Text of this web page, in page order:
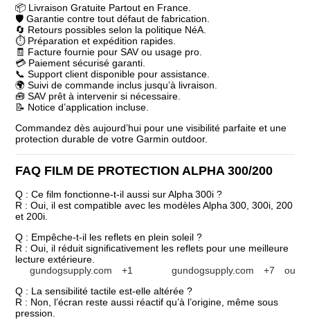
📦 Livraison Gratuite Partout en France.
🛡️ Garantie contre tout défaut de fabrication.
🔄 Retours possibles selon la politique NéA.
⏱️ Préparation et expédition rapides.
🧾 Facture fournie pour SAV ou usage pro.
💳 Paiement sécurisé garanti.
📞 Support client disponible pour assistance.
🌍 Suivi de commande inclus jusqu’à livraison.
🧰 SAV prêt à intervenir si nécessaire.
📝 Notice d’application incluse.
Commandez dès aujourd’hui pour une visibilité parfaite et une
protection durable de votre Garmin outdoor.
FAQ FILM DE PROTECTION ALPHA 300/200
Q : Ce film fonctionne-t-il aussi sur Alpha 300i ?
R : Oui, il est compatible avec les modèles Alpha 300, 300i, 200
et 200i.
Q : Empêche-t-il les reflets en plein soleil ?
R : Oui, il réduit significativement les reflets pour une meilleure
lecture extérieure.
gundogsupply.com
+1 gundogsupply.com +7
Q : La sensibilité tactile est-elle altérée ?
R : Non, l’écran reste aussi réactif qu’à l’origine, même sous
pression.